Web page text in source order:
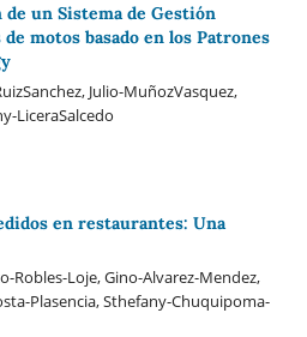
un Sistema de Gestión
motos basado en los Patrones
Julio-MuñozVasquez,
LiceraSalcedo
en restaurantes: Una
Robles-Loje, Gino-Alvarez-Mendez,
Plasencia, Sthefany-Chuquipoma-